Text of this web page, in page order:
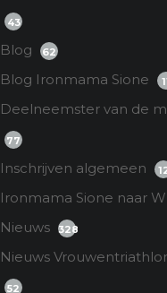
43
Blog 62
Blog Ironmama Sione
Deelneemster van de
77
Inschrijven algemeen
Ironmama Sione naar
Nieuws 328
Nieuws
52